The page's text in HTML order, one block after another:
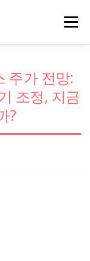
메뉴
주가 전망:
조정, 지금
?